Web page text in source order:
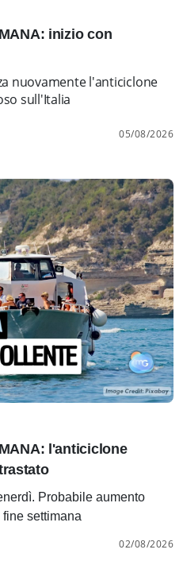
inizio con
nuovamente l'anticiclone
sull'Italia
05/08/2026
l'anticiclone
Probabile aumento
settimana
02/08/2026